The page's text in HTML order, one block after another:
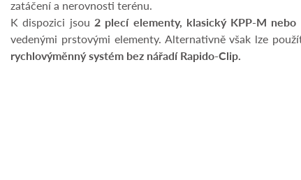
zatáčení a nerovnosti terénu.
K dispozici jsou 2 plecí elementy, klasický KPP-M
vedenými prstovými elementy. Alternativně však lze
rychlovýměnný systém bez nářadí Rapido-Clip.